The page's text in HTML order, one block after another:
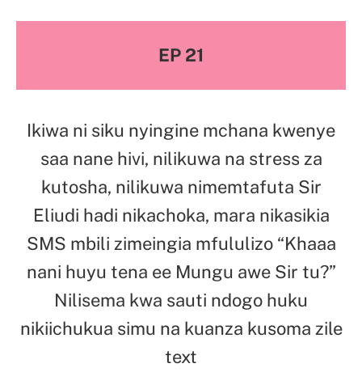
EP 21
Ikiwa ni siku nyingine mchana kwenye
saa nane hivi, nilikuwa na stress za
kutosha, nilikuwa nimemtafuta Sir
Eliudi hadi nikachoka, mara nikasikia
SMS mbili zimeingia mfululizo “Khaaa
nani huyu tena ee Mungu awe Sir tu?”
Nilisema kwa sauti ndogo huku
nikiichukua simu na kuanza kusoma zile
text